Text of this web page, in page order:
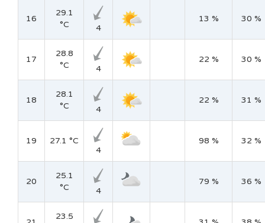
16
29.1
°C
4
13 % 30 %
17
28.8
°C
4
22 % 30 %
18
28.1
°C
4
22 % 31 %
19
27.1 °C
4
98 % 32 %
20
25.1
°C
4
79 % 36 %
23.5